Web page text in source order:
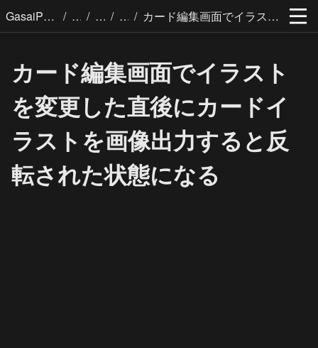
GasaiPages / / / / カード編集画面でイラストを変更した直後にカードイラストを画像出力すると反転された状態になる
カード編集画面でイラスト
を変更した直後にカードイ
ラストを画像出力すると反
転された状態になる